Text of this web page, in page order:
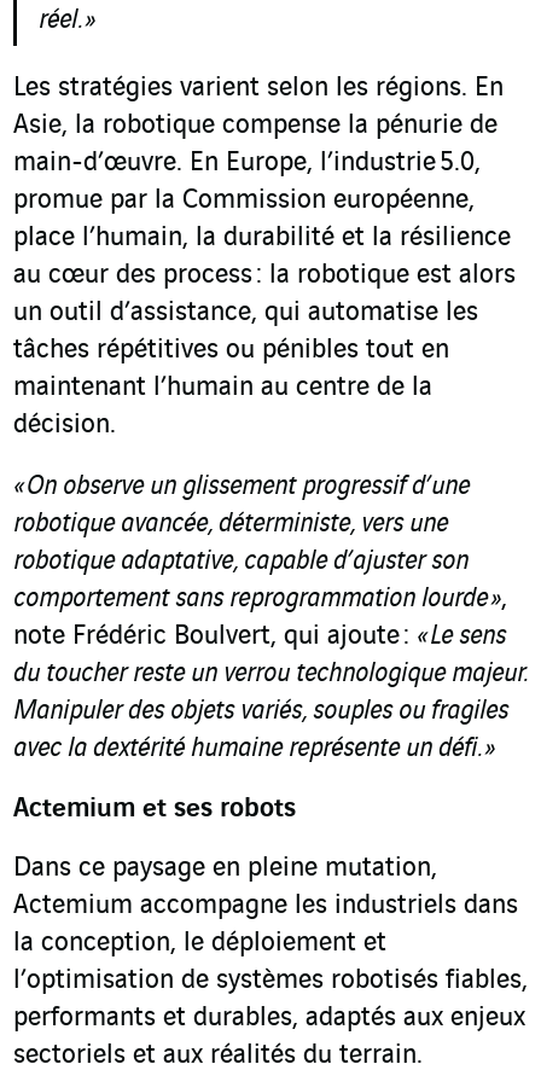
réel. »
Les stratégies varient selon les régions. En
Asie, la robotique compense la pénurie de
main-d’œuvre. En Europe, l’industrie 5.0,
promue par la Commission européenne,
place l’humain, la durabilité et la résilience
au cœur des process : la robotique est alors
un outil d’assistance, qui automatise les
tâches répétitives ou pénibles tout en
maintenant l’humain au centre de la
décision.
« On observe un glissement progressif d’une
robotique avancée, déterministe, vers une
robotique adaptative, capable d’ajuster son
comportement sans reprogrammation lourde»,
note Frédéric Boulvert, qui ajoute : « Le sens
du toucher reste un verrou technologique majeur.
Manipuler des objets variés, souples ou fragiles
avec la dextérité humaine représente un défi.»
Actemium et ses robots
Dans ce paysage en pleine mutation,
Actemium accompagne les industriels dans
la conception, le déploiement et
l’optimisation de systèmes robotisés fiables,
performants et durables, adaptés aux enjeux
sectoriels et aux réalités du terrain.